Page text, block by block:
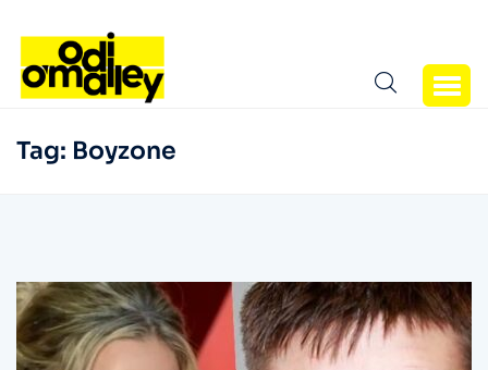
Tag: Boyzone